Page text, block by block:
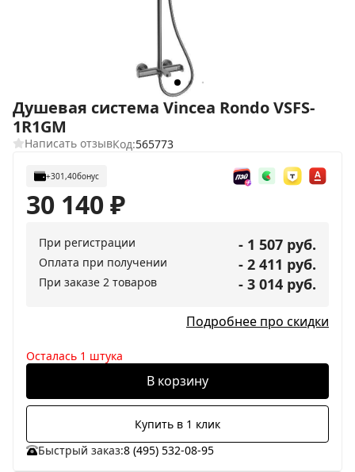
Душевая система Vincea Rondo VSFS-
1R1GM
Написать отзывКод:565773
+301,40бонус
30 140₽
При регистрации - 1 507 руб.
Оплата при получении - 2 411 руб.
При заказе 2 товаров - 3 014 руб.
Подробнее про скидки
Осталась 1 штука
В корзину
Купить в 1 клик
Быстрый заказ:8 (495) 532-08-95